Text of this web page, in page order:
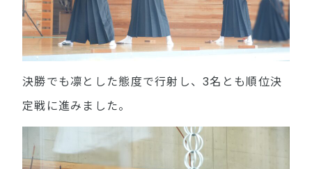
決勝でも凛とした態度で行射し、3名とも順位決
定戦に進みました。